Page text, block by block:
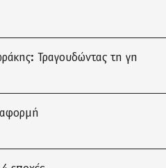
Τραγουδώντας τη γη